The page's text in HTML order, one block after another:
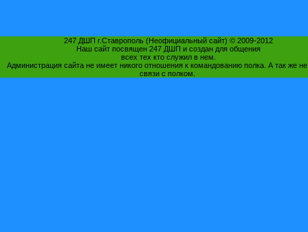
247 ДШП г.Ставрополь (Неофициальный сайт) © 2009-2012
Наш сайт посвящен 247 ДШП и создан для общения
всех тех кто служил в нем.
Администрация сайта не имеет никого отношения к командованию полка. А так же
связи с полком.